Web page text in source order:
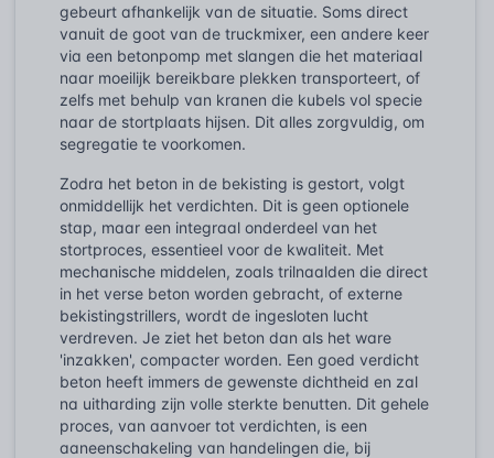
gebeurt afhankelijk van de situatie. Soms direct
vanuit de goot van de truckmixer, een andere keer
via een betonpomp met slangen die het materiaal
naar moeilijk bereikbare plekken transporteert, of
zelfs met behulp van kranen die kubels vol specie
naar de stortplaats hijsen. Dit alles zorgvuldig, om
segregatie te voorkomen.
Zodra het beton in de bekisting is gestort, volgt
onmiddellijk het verdichten. Dit is geen optionele
stap, maar een integraal onderdeel van het
stortproces, essentieel voor de kwaliteit. Met
mechanische middelen, zoals trilnaalden die direct
in het verse beton worden gebracht, of externe
bekistingstrillers, wordt de ingesloten lucht
verdreven. Je ziet het beton dan als het ware
'inzakken', compacter worden. Een goed verdicht
beton heeft immers de gewenste dichtheid en zal
na uitharding zijn volle sterkte benutten. Dit gehele
proces, van aanvoer tot verdichten, is een
aaneenschakeling van handelingen die, bij